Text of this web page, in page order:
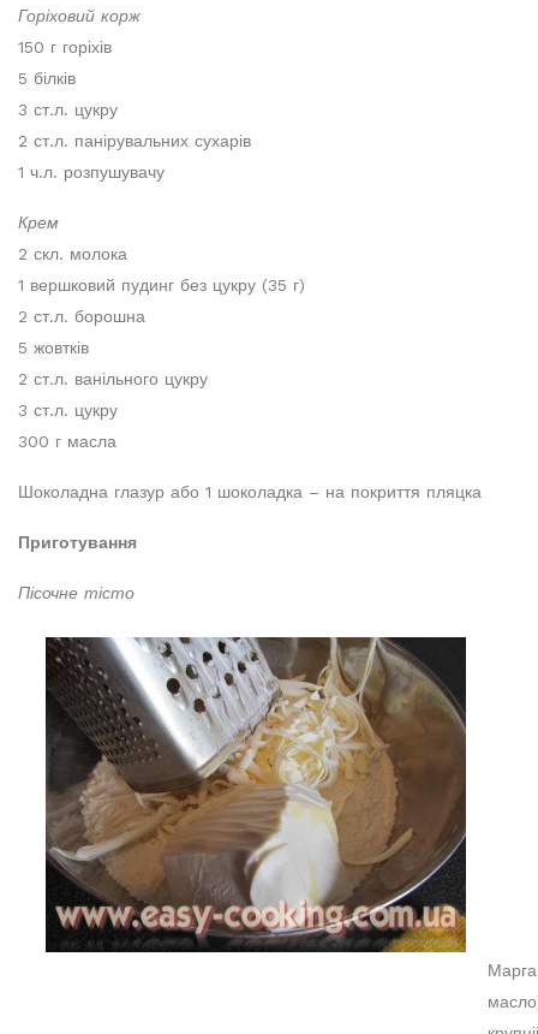
Горіховий корж
150 г горіхів
5 білків
3 ст.л. цукру
2 ст.л. панірувальних сухарів
1 ч.л. розпушувачу
Крем
2 скл. молока
1 вершковий пудинг без цукру (35 г)
2 ст.л. борошна
5 жовтків
2 ст.л. ванільного цукру
3 ст.л. цукру
300 г масла
Шоколадна глазур або 1 шоколадка – на покриття пляцка
Приготування
Пісочне тісто